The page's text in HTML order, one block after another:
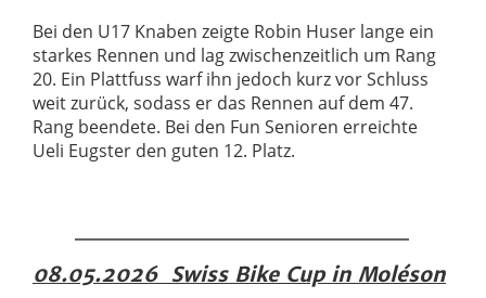
Bei den U17 Knaben zeigte Robin Huser lange ein
starkes Rennen und lag zwischenzeitlich um Rang
20. Ein Plattfuss warf ihn jedoch kurz vor Schluss
weit zurück, sodass er das Rennen auf dem 47.
Rang beendete. Bei den Fun Senioren erreichte
Ueli Eugster den guten 12. Platz.
08.05.2026 Swiss Bike Cup in Moléson